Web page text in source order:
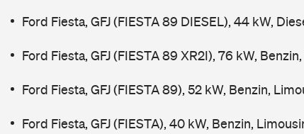
Ford Fiesta, GFJ (FIESTA 89 DIESEL), 44 kW,
Ford Fiesta, GFJ (FIESTA 89 XR2I), 76 kW,
Ford Fiesta, GFJ (FIESTA 89), 52 kW, Benzin,
Ford Fiesta, GFJ (FIESTA), 40 kW, Benzin,